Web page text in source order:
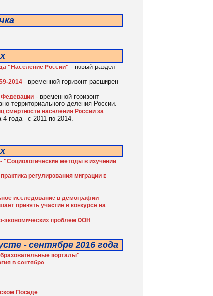
"Население России" - новый раздел
2014 - временной горизонт расширен
Федерации - временной горизонт
территориального деления России.
смертности населения России за
4 года - с 2011 по 2014.
методы в изучении
регулирования миграции в
исследование в демографии
принять участие в конкурсе на
экономических проблем ООН
- сентябре 2016 года
порталы"
в сентябре
Посаде